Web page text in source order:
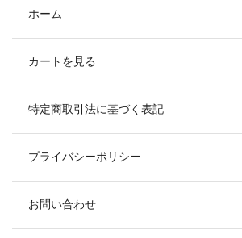
ホーム
カートを見る
特定商取引法に基づく表記
プライバシーポリシー
お問い合わせ